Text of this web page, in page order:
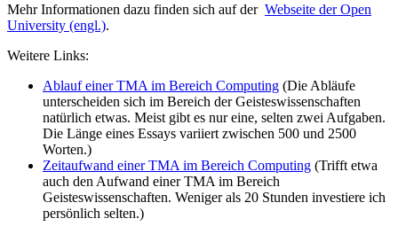
Mehr Informationen dazu finden sich auf der Webseite der Open
University (engl.).
Weitere Links:
Ablauf einer TMA im Bereich Computing (Die Abläufe
unterscheiden sich im Bereich der Geisteswissenschaften
natürlich etwas. Meist gibt es nur eine, selten zwei Aufgaben.
Die Länge eines Essays variiert zwischen 500 und 2500
Worten.)
Zeitaufwand einer TMA im Bereich Computing (Trifft etwa
auch den Aufwand einer TMA im Bereich
Geisteswissenschaften. Weniger als 20 Stunden investiere ich
persönlich selten.)